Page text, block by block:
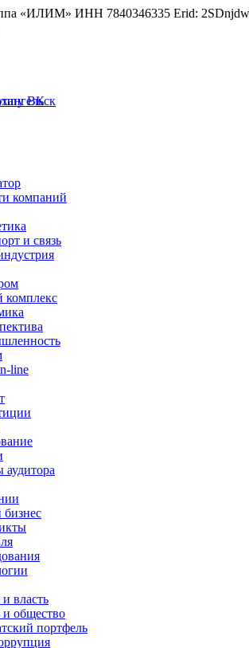
«ИЛИМ» ИНН 7840346335 Erid:
компаний
и связь
комплекс
line
аудитора
власть
и общество
портфель